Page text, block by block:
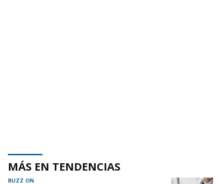
MÁS EN TENDENCIAS
BUZZ ON